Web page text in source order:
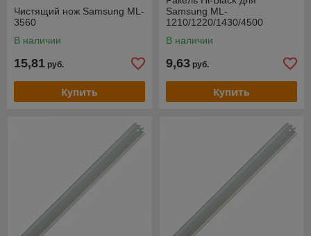
Чистящий нож Samsung ML-
3560
В наличии
15,81 руб.
Купить
Samsung ML-
1210/1220/1430/4500
В наличии
9,63 руб.
Купить